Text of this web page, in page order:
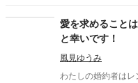
転させ、制度の外で生きるため
て、しかと受けと
る。 ♧完結まで
愛を求めること
と幸いです！
風見ゆうみ
わたしの婚約者はレ